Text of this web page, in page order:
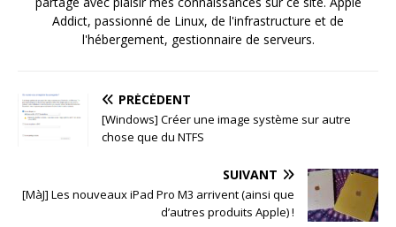
Addict, passionné de Linux, de l'infrastructure et de
l'hébergement, gestionnaire de serveurs.
PRÉCÉDENT
[Windows] Créer une image système sur autre
chose que du NTFS
SUIVANT
[MàJ] Les nouveaux iPad Pro M3 arrivent (ainsi que
d’autres produits Apple) !